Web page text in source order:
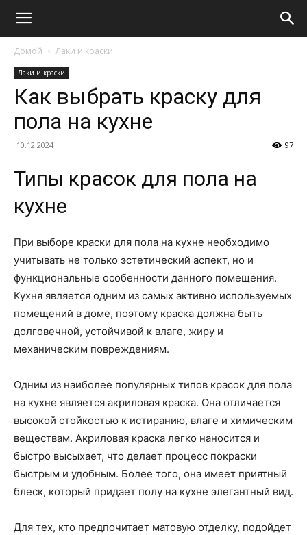
Домой Лаки и краски
Лаки и краски
Как выбрать краску для
пола на кухне
10.12.2024 97
Типы красок для пола на
кухне
При выборе краски для пола на кухне необходимо
учитывать не только эстетический аспект, но и
функциональные особенности данного помещения.
Кухня является одним из самых активно используемых
помещений в доме, поэтому краска должна быть
долговечной, устойчивой к влаге, жиру и
механическим повреждениям.
Одним из наиболее популярных типов красок для пола
на кухне является акриловая краска. Она отличается
высокой стойкостью к истиранию, влаге и химическим
веществам. Акриловая краска легко наносится и
быстро высыхает, что делает процесс покраски
быстрым и удобным. Более того, она имеет приятный
блеск, который придает полу на кухне элегантный вид.
Для тех, кто предпочитает матовую отделку, подойдет